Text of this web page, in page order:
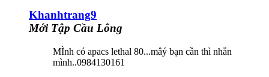
Khanhtrang9
Mới Tập Cầu Lông
MÌnh có apacs lethal 80...mâý bạn cần thì nhắn
mình..0984130161